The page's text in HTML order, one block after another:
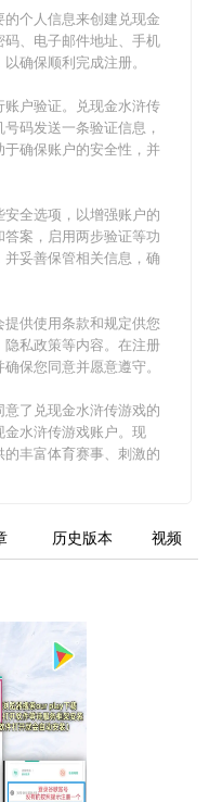
个人信息来创建 兑现金
、电子邮件地址、手机
确保顺利完成注册。
户验证。
兑现金水浒传
码发送一条验证信息，
确保账户的安全性，并
全选项，以增强账户的
案，启用两步验证等功
妥善保管相关信息，确
提供使用条款和规定供您
私政策等内容。在注册
保您同意并愿意遵守。
了 兑现金水浒传游戏的
水浒传游戏账户。现
的丰富体育赛事、刺激的
历史版本 视频